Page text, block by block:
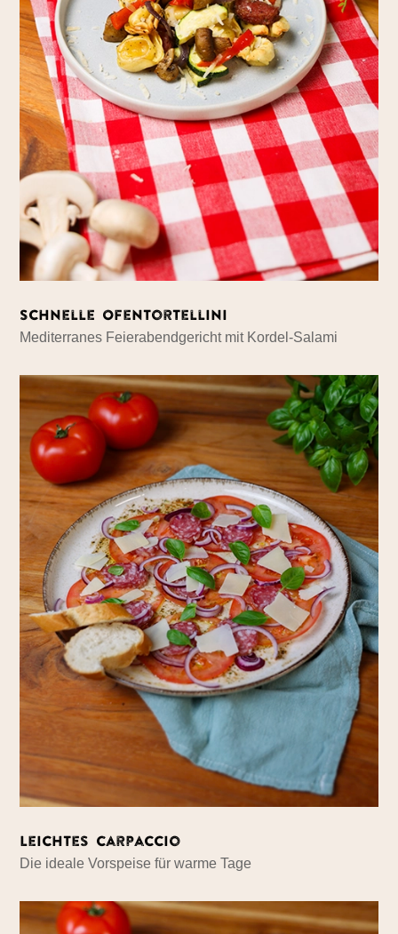
Schnelle Ofentortellini
Mediterranes Feierabendgericht mit Kordel-Salami
Leichtes Carpaccio
Die ideale Vorspeise für warme Tage